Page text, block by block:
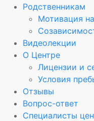
Родственникам
Мотивация
Видеолекции
О Центре
Лицензии и
Условия
Отзывы
Вопрос-ответ
Специалисты